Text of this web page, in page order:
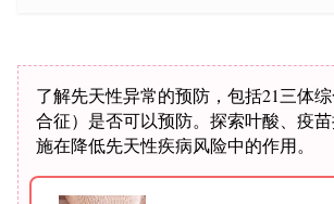
了解先天性异常的预防，包括21三体
合征）是否可以预防。探索叶酸、疫
施在降低先天性疾病风险中的作用。